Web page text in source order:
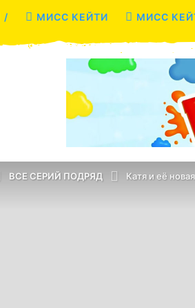
/ МИСС КЕЙТИ МИСС
ВСЕ СЕРИЙ ПОДРЯД Катя и её